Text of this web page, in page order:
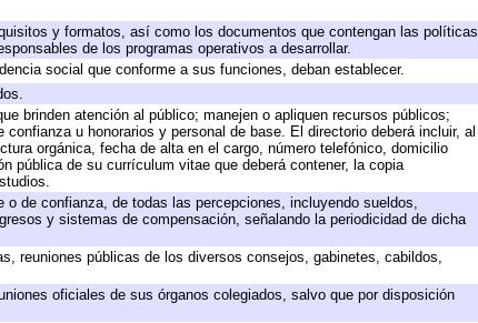
y formatos, así como los documentos que contengan las políticas
de los programas operativos a desarrollar.
social que conforme a sus funciones, deban establecer.
brinden atención al público; manejen o apliquen recursos públicos;
u honorarios y personal de base. El directorio deberá incluir, al
orgánica, fecha de alta en el cargo, número telefónico, domicilio
pública de su currículum vitae que deberá contener, la copia
de confianza, de todas las percepciones, incluyendo sueldos,
y sistemas de compensación, señalando la periodicidad de dicha
reuniones públicas de los diversos consejos, gabinetes, cabildos,
oficiales de sus órganos colegiados, salvo que por disposición